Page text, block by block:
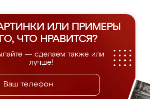
ИЛИ ПРИМЕРЫ
ЧТО НРАВИТСЯ?
— сделаем также или
лучше!